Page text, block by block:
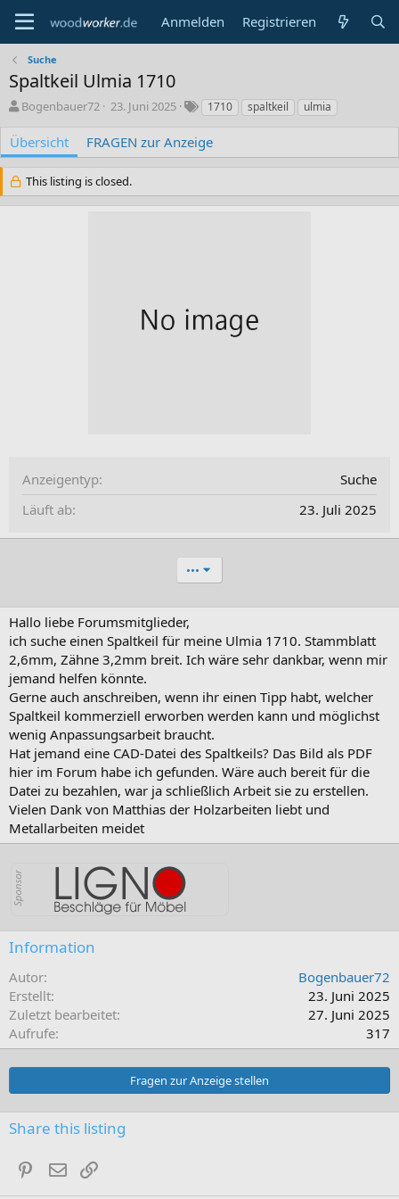
Anmelden Registrieren
Suche
Spaltkeil Ulmia 1710
A
t
o
Bogenbauer72
C
e
a
i
23. Juni 2025
S
h
l
1710 spaltkeil ulmia
Übersicht FRAGEN zur Anzeige
This listing is closed.
Anzeigentyp
Suche
Läuft ab
23. Juli 2025
•••
Hallo liebe Forumsmitglieder,
ich suche einen Spaltkeil für meine Ulmia 1710. Stammblatt
2,6mm, Zähne 3,2mm breit. Ich wäre sehr dankbar, wenn mir
jemand helfen könnte.
Gerne auch anschreiben, wenn ihr einen Tipp habt, welcher
Spaltkeil kommerziell erworben werden kann und möglichst
wenig Anpassungsarbeit braucht.
Hat jemand eine CAD-Datei des Spaltkeils? Das Bild als PDF
hier im Forum habe ich gefunden. Wäre auch bereit für die
Datei zu bezahlen, war ja schließlich Arbeit sie zu erstellen.
Vielen Dank von Matthias der Holzarbeiten liebt und
Metallarbeiten meidet
Information
Autor
Bogenbauer72
Erstellt
23. Juni 2025
Zuletzt bearbeitet
27. Juni 2025
Aufrufe
317
Fragen zur Anzeige stellen
Share this listing
Pinterest
E-Mail